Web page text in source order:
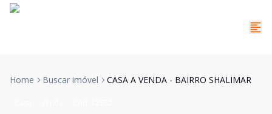
Home Buscar imóvel CASA A VENDA - BAIRRO SHALIMAR